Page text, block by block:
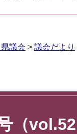
議会 > 議会だより
（vol.52